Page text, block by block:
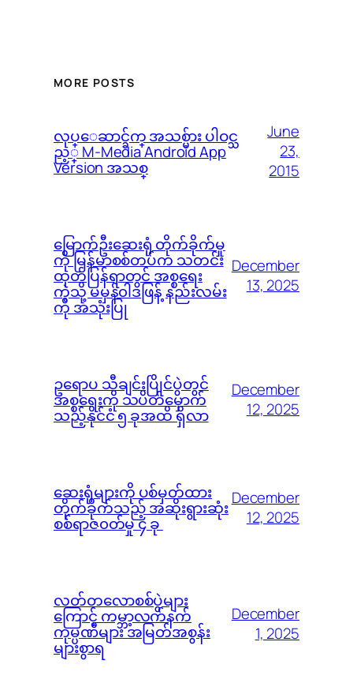
MORE POSTS
လုပ္ေဆာင္ခ်က္ အသစ္မ်ား ပါဝင္သ
ည့္ M-Media Android App
Version အသစ္
June
23,
2015
မြောက်ဦးဆေးရုံ တိုက်ခိုက်မှု
ကို မြန်မာစစ်တပ်က သတင်း
ထုတ်ပြန်ရာတွင် အစ္စရေး
ကဲ့သို့ မမှန်၀ါဒဖြန့် နည်းလမ်း
ကို အသုံးပြု
December
13, 2025
ဥရောပ သီချင်းပြိုင်ပွဲတွင်
အစ္စရေးကို သပိတ်မှောက်
သည့်နိုင်ငံ ၅ ခုအထိ ရှိလာ
December
12, 2025
ဆေးရုံများကို ပစ်မှတ်ထား
တိုက်ခိုက်သည့် အဆိုးရွားဆုံး
စစ်ရာဇ၀တ်မှု ၄ ခု
December
12, 2025
လတ်တလောစစ်ပွဲများ
ကြောင့် ကမ္ဘာ့လက်နက်
ကုမ္ပဏီများ အမြတ်အစွန်း
များစွာရ
December
1, 2025